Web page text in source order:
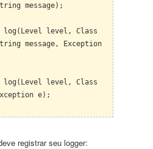
message);
level, Class
message, Exception
level, Class
e);
registrar seu logger: